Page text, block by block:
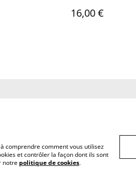
16,00 €
comprendre comment vous utilisez
et contrôler la façon dont ils sont
notre politique de cookies.